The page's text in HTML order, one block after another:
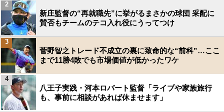
新庄監督の“再就職先”に挙がるまさかの球団 采配に
賛否もチームのテコ入れ役にうってつけ
2
菅野智之トレード不成立の裏に致命的な“前科”…ここ
まで11勝4敗でも市場価値が低かったワケ
3
八王子実践・河本ロバート監督「ライブや家族旅行
も、事前に相談があれば休ませます」
4